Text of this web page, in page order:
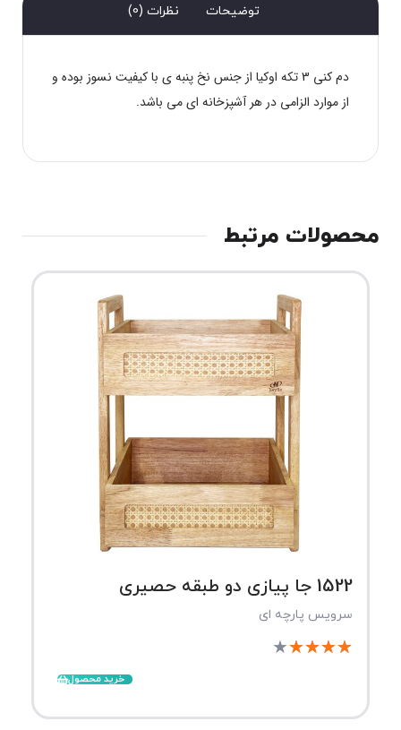
توضیحات نظرات (0)
دم کنی 3 تکه اوکیا از جنس نخ پنبه ی با کیفیت نسوز بوده و
از موارد الزامی در هر آشپزخانه ای می باشد.
محصولات مرتبط
1522 جا پیازی دو طبقه حصیری
سرویس پارچه ای
★
★
★
★
★
خرید محصول